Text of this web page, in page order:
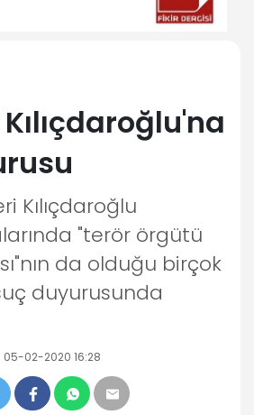
Kılıçdaroğlu
"terör örgütü
da olduğu birçok
duyurusunda
05-02-2020 16:28